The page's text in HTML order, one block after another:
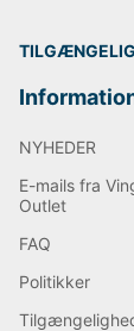
NYHEDER
E-mails fra
Outlet
FAQ
Politikker